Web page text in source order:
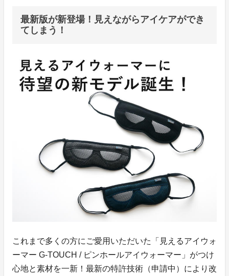
最新版が新登場！見えながらアイケアができ
てしまう！
これまで多くの方にご愛用いただいた「見えるアイウォ
ーマー G-TOUCH / ピンホールアイウォーマー」がつけ
心地と素材を一新！最新の特許技術（申請中）により改